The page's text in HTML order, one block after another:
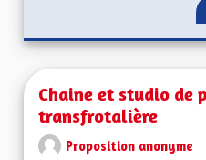
Chaine et studio de
transfrotalière
Proposition anonyme